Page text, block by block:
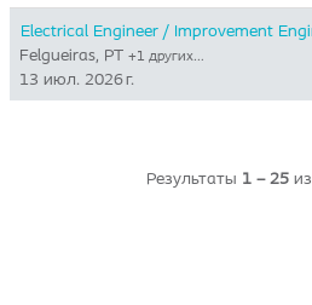
Electrical Engineer / Improvement
Felgueiras, PT +1 других…
13 июл. 2026 г.
Результаты 1 – 25 из